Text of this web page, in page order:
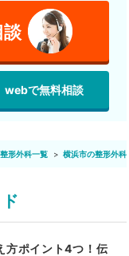
webで無料相談
形外科一覧 横浜市の整形外科
方ポイント4つ！伝